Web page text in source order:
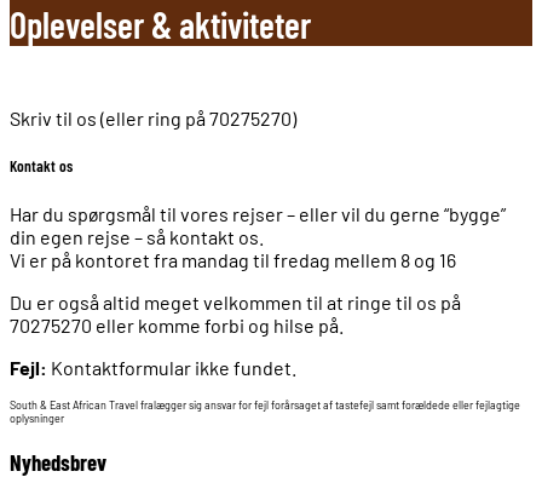
Oplevelser & aktiviteter
Skriv til os (eller ring på 70275270)
Kontakt os
Har du spørgsmål til vores rejser – eller vil du gerne “bygge”
din egen rejse – så kontakt os.
Vi er på kontoret fra mandag til fredag mellem 8 og 16
Du er også altid meget velkommen til at ringe til os på
70275270 eller komme forbi og hilse på.
Fejl: Kontaktformular ikke fundet.
South & East African Travel fralægger sig ansvar for fejl forårsaget af tastefejl samt forældede eller fejlagtige
oplysninger
Nyhedsbrev